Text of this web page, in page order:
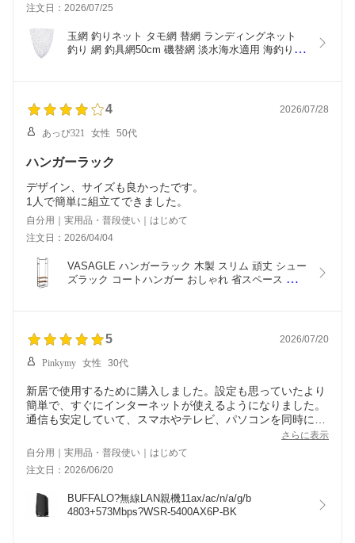
注文日：2026/07/25
玉網 釣りネット タモ網 替網 ランディングネット
釣り 網 釣具網50cm 磯替網 淡水海水適用 海釣り船
4 2026/07/28
あっぴ321 女性 50代
ハンガーラック
デザイン、サイズも良かったです。
1人で簡単に組立てできました。
自分用｜実用品・普段使い｜はじめて
注文日：2026/04/04
VASAGLE ハンガーラック 木製 スリム 頑丈 シュー
ズラック コートハンガー おしゃれ 省スペース 組み
5 2026/07/20
Pinkymy 女性 30代
新居で使用するために購入しました。設定も思っていたより
簡単で、すぐにインターネットが使えるようになりました。
通信も安定していて、スマホやテレビ、パソコンを同時に使
っても快適です。家の中でも電波がしっかり届き、大変満足
しています。
さらに表示
自分用｜実用品・普段使い｜はじめて
注文日：2026/06/20
BUFFALO?無線LAN親機11ax/ac/n/a/g/b
4803+573Mbps?WSR-5400AX6P-BK